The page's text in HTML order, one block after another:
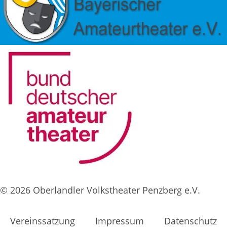
© 2026 Oberlandler Volkstheater Penzberg e.V.
Vereinssatzung Impressum Datenschutz